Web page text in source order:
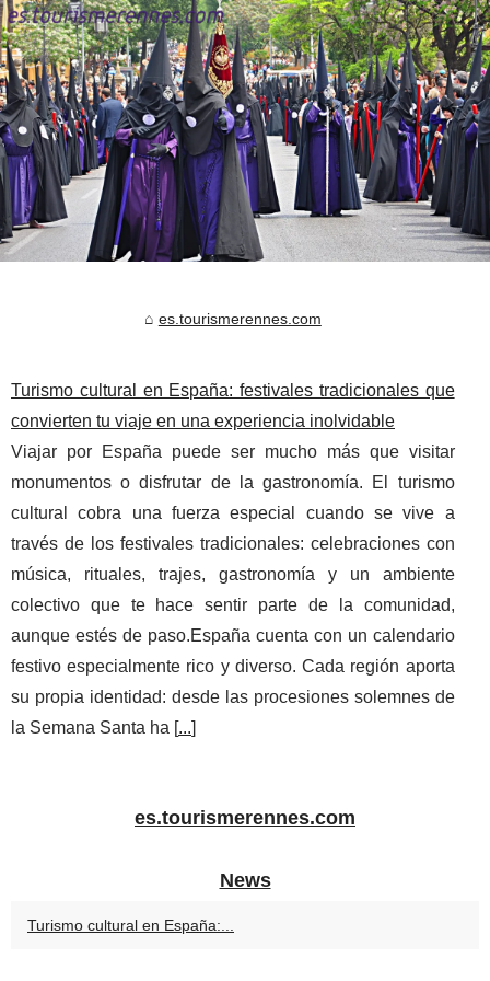
es.tourismerennes.com
Turismo cultural en España: festivales tradicionales que
convierten tu viaje en una experiencia inolvidable
Viajar por España puede ser mucho más que visitar
monumentos o disfrutar de la gastronomía. El turismo
cultural cobra una fuerza especial cuando se vive a
través de los festivales tradicionales: celebraciones con
música, rituales, trajes, gastronomía y un ambiente
colectivo que te hace sentir parte de la comunidad,
aunque estés de paso.España cuenta con un calendario
festivo especialmente rico y diverso. Cada región aporta
su propia identidad: desde las procesiones solemnes de
la Semana Santa ha [...]
es.tourismerennes.com
News
Turismo cultural en España:...